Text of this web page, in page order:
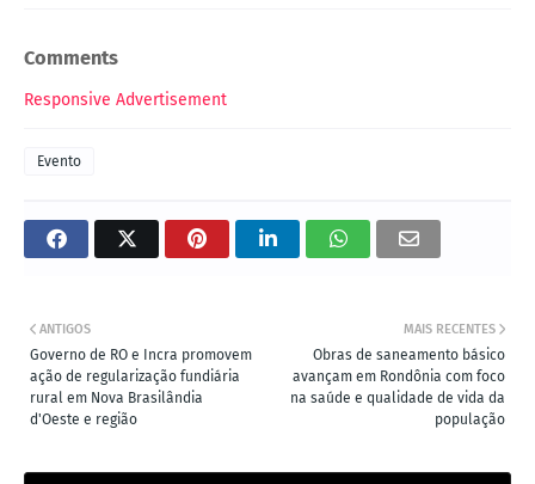
Comments
Responsive Advertisement
Evento
MAIS RECENTES
Obras de saneamento básico
avançam em Rondônia com foco
na saúde e qualidade de vida da
população
ANTIGOS
Governo de RO e Incra promovem
ação de regularização fundiária
rural em Nova Brasilândia
d'Oeste e região